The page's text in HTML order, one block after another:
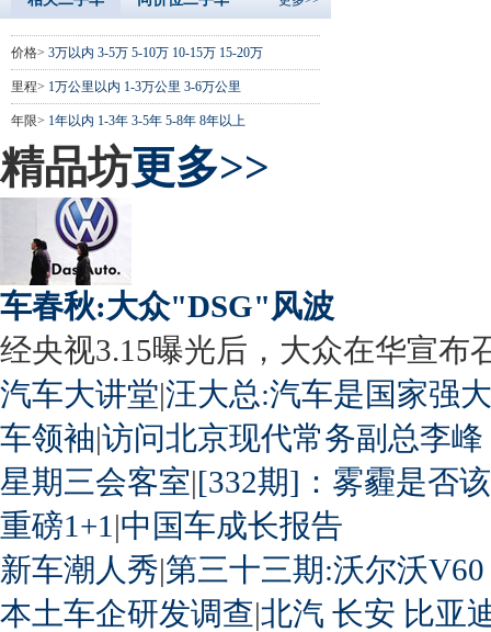
价格> 3万以内 3-5万 5-10万 10-15万 15-20万
里程> 1万公里以内 1-3万公里 3-6万公里
年限> 1年以内 1-3年 3-5年 5-8年 8年以上
精品坊更多>>
车春秋:大众"DSG"风波
经央视3.15曝光后，大众在华宣布
汽车大讲堂|汪大总:汽车是国家强
车领袖|访问北京现代常务副总李峰
星期三会客室|[332期]：雾霾是否
重磅1+1 |中国车成长报告
新车潮人秀|第三十三期:沃尔沃
本土车企研发调查|北汽 长安 比亚